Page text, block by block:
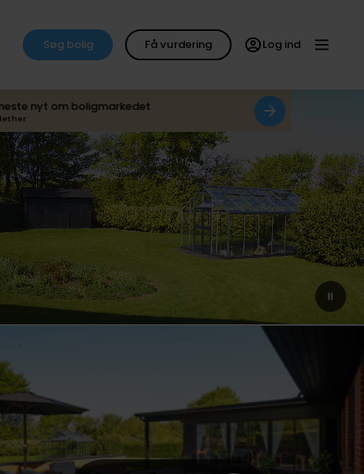
Søg bolig Få vurdering Log ind
nyt om boligmarkedet
her